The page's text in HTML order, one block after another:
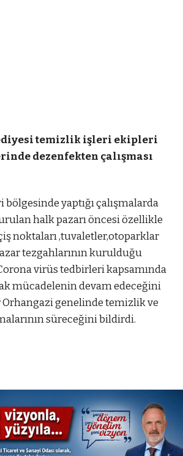
temizlik işleri ekipleri
dezenfekten çalışması
bölgesinde yaptığı çalışmalarda
halk pazarı öncesi özellikle
noktaları ,tuvaletler,otoparklar
tezgahlarının kurulduğu
virüs tedbirleri kapsamında
mücadelenin devam edeceğini
genelinde temizlik ve
süreceğini bildirdi.